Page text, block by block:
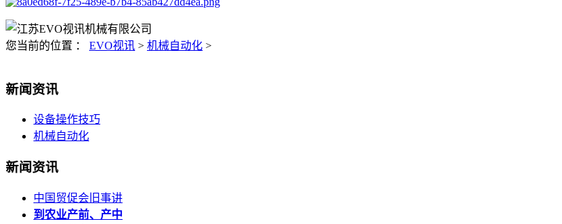
您当前的位置 ： EVO视讯 > 机械自动化 >
新闻资讯
设备操作技巧
机械自动化
新闻资讯
中国贸促会旧事讲
到农业产前、产中